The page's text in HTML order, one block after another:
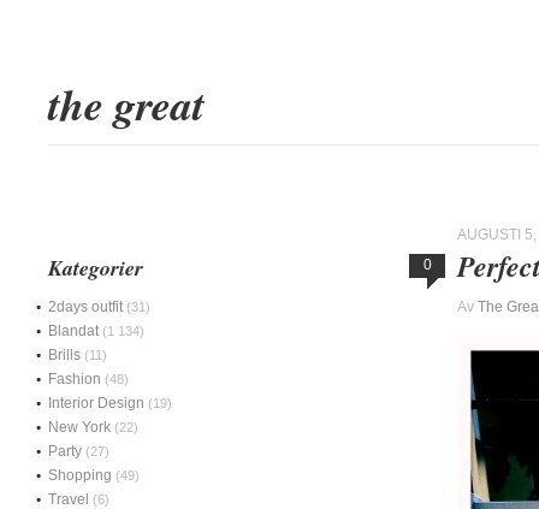
the great
AUGUSTI
0
Av The
Kategorier
2days outfit (31)
Blandat (1 134)
Brills (11)
Fashion (48)
Interior Design (19)
New York (22)
Party (27)
Shopping (49)
Travel (6)